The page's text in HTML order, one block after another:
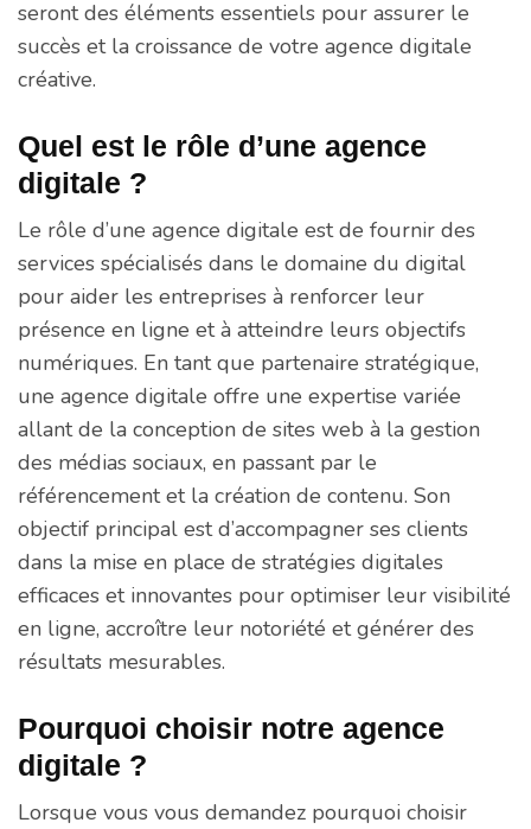
seront des éléments essentiels pour assurer le
succès et la croissance de votre agence digitale
créative.
Quel est le rôle d’une agence
digitale ?
Le rôle d’une agence digitale est de fournir des
services spécialisés dans le domaine du digital
pour aider les entreprises à renforcer leur
présence en ligne et à atteindre leurs objectifs
numériques. En tant que partenaire stratégique,
une agence digitale offre une expertise variée
allant de la conception de sites web à la gestion
des médias sociaux, en passant par le
référencement et la création de contenu. Son
objectif principal est d’accompagner ses clients
dans la mise en place de stratégies digitales
efficaces et innovantes pour optimiser leur visibilité
en ligne, accroître leur notoriété et générer des
résultats mesurables.
Pourquoi choisir notre agence
digitale ?
Lorsque vous vous demandez pourquoi choisir